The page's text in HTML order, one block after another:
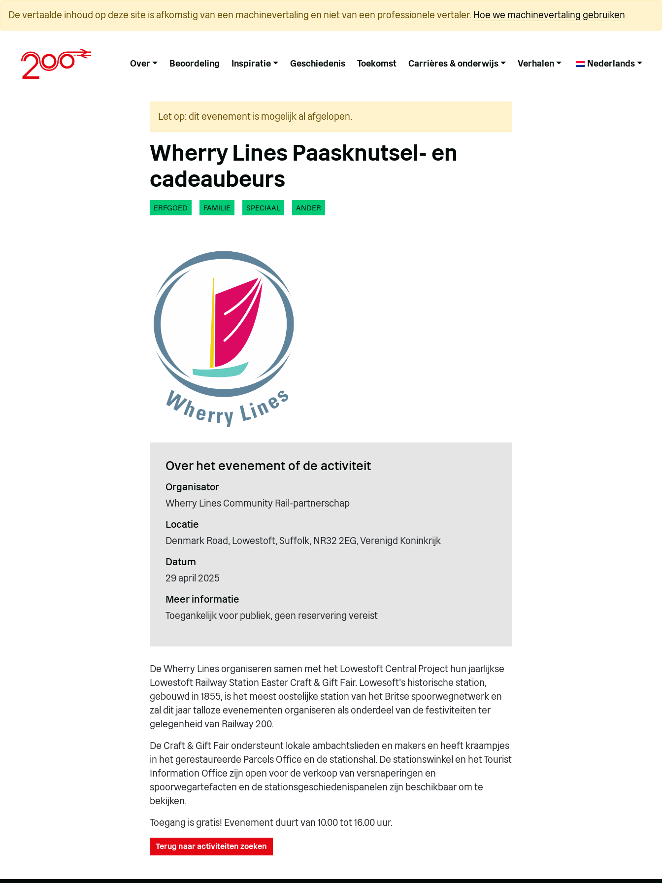
naar
inhoud
De vertaalde inhoud op deze site is afkomstig van een machinevertaling en niet van een professionele vertaler. Hoe we machinevertaling gebruiken
Over Beoordeling Inspiratie Geschiedenis Toekomst Carrières & onderwijs Verhalen Nederlands
Let op: dit evenement is mogelijk al afgelopen.
Wherry Lines Paasknutsel- en
cadeaubeurs
ERFGOED FAMILIE SPECIAAL ANDER
Over het evenement of de activiteit
Organisator
Wherry Lines Community Rail-partnerschap
Locatie
Denmark Road, Lowestoft, Suffolk, NR32 2EG, Verenigd Koninkrijk
Datum
29 april 2025
Meer informatie
Toegankelijk voor publiek, geen reservering vereist
De Wherry Lines organiseren samen met het Lowestoft Central Project hun jaarlijkse
Lowestoft Railway Station Easter Craft & Gift Fair. Lowesoft's historische station,
gebouwd in 1855, is het meest oostelijke station van het Britse spoorwegnetwerk en
zal dit jaar talloze evenementen organiseren als onderdeel van de festiviteiten ter
gelegenheid van Railway 200.
De Craft & Gift Fair ondersteunt lokale ambachtslieden en makers en heeft kraampjes
in het gerestaureerde Parcels Office en de stationshal. De stationswinkel en het Tourist
Information Office zijn open voor de verkoop van versnaperingen en
spoorwegartefacten en de stationsgeschiedenispanelen zijn beschikbaar om te
bekijken.
Toegang is gratis! Evenement duurt van 10.00 tot 16.00 uur.
Terug naar activiteiten zoeken